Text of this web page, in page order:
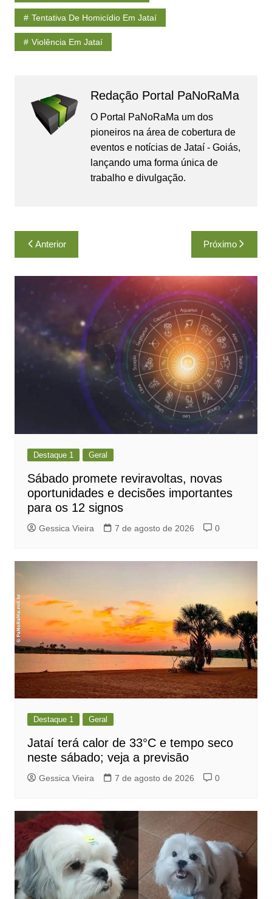
Tentativa De Homicídio Em Jataí
Violência Em Jataí
Redação Portal PaNoRaMa
O Portal PaNoRaMa um dos
pioneiros na área de cobertura de
eventos e notícias de Jataí - Goiás,
lançando uma forma única de
trabalho e divulgação.
Navegação
de
Post
Anterior Próximo
Destaque 1 Geral
Sábado promete reviravoltas, novas
oportunidades e decisões importantes
para os 12 signos
Gessica Vieira 7 de agosto de 2026 0
Destaque 1 Geral
Jataí terá calor de 33°C e tempo seco
neste sábado; veja a previsão
Gessica Vieira 7 de agosto de 2026 0